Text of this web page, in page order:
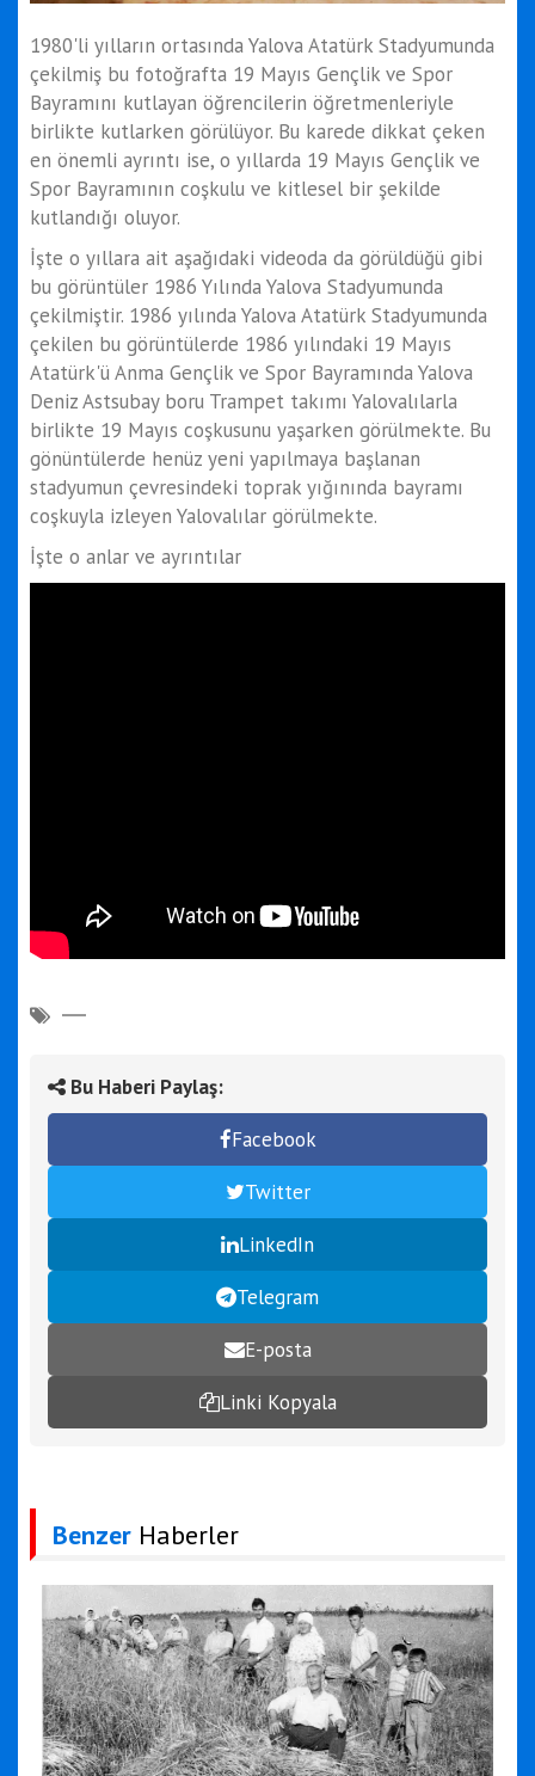
1980'li yılların ortasında Yalova Atatürk Stadyumunda
çekilmiş bu fotoğrafta 19 Mayıs Gençlik ve Spor
Bayramını kutlayan öğrencilerin öğretmenleriyle
birlikte kutlarken görülüyor. Bu karede dikkat çeken
en önemli ayrıntı ise, o yıllarda 19 Mayıs Gençlik ve
Spor Bayramının coşkulu ve kitlesel bir şekilde
kutlandığı oluyor.
İşte o yıllara ait aşağıdaki videoda da görüldüğü gibi
bu görüntüler 1986 Yılında Yalova Stadyumunda
çekilmiştir. 1986 yılında Yalova Atatürk Stadyumunda
çekilen bu görüntülerde 1986 yılındaki 19 Mayıs
Atatürk'ü Anma Gençlik ve Spor Bayramında Yalova
Deniz Astsubay boru Trampet takımı Yalovalılarla
birlikte 19 Mayıs coşkusunu yaşarken görülmekte. Bu
gönüntülerde henüz yeni yapılmaya başlanan
stadyumun çevresindeki toprak yığınında bayramı
coşkuyla izleyen Yalovalılar görülmekte.
İşte o anlar ve ayrıntılar
Bu Haberi Paylaş:
Facebook
Twitter
LinkedIn
Telegram
E-posta
Linki Kopyala
Benzer Haberler